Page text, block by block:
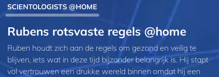
SCIENTOLOGISTS @HOME
Rubens rotsvaste regels @home
Ruben houdt zich aan de regels om gezond en veilig te
blijven, iets wat in deze tijd bijzonder belangrijk is.Hij stapt
vol vertrouwen een drukke wereld binnen omdat hij een